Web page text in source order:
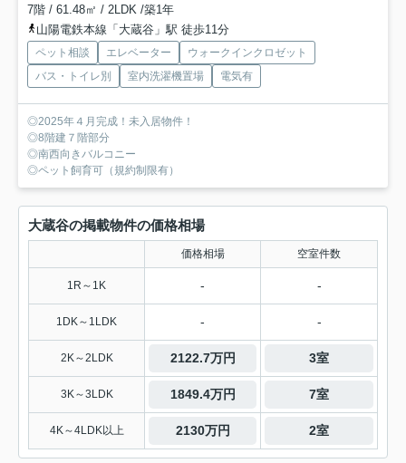
7階 / 61.48㎡ / 2LDK /築1年
山陽電鉄本線「大蔵谷」駅 徒歩11分
ペット相談 エレベーター
ウォークインクロゼット
バス・トイレ別
室内洗濯機置場 電気有
◎2025年４月完成！未入居物件！
◎8階建７階部分
◎南西向きバルコニー
◎ペット飼育可（規約制限有）
大蔵谷の掲載物件の価格相場
価格相場 空室件数
1R～1K - -
1DK～1LDK - -
2K～2LDK 2122.7万円 3室
3K～3LDK 1849.4万円 7室
4K～4LDK以上 2130万円 2室